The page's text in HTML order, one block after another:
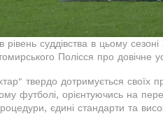
суддівства в цьому
Полісся про довічне
твердо дотримується своїх
футболі, орієнтуючись на
єдині стандарти та